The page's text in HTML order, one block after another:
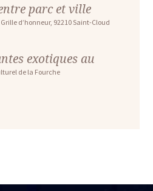
parc et ville
d’honneur, 92210 Saint-Cloud
exotiques au
de la Fourche